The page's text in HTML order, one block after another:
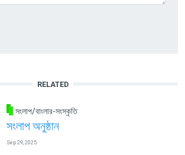
RELATED
সংলাপ/বাংলার-সংস্কৃতি
সংলাপ অনুষ্ঠান
Sep 29, 2025